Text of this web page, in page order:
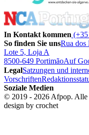
In Kontakt kommen
So finden Sie unsRua dos
Lote 5, Loja A
8500-649 PortimãoAuf
LegalSatzungen und
Vorschriften
Soziale Medien
© 2019 - 2026 Afpop. Alle
design by crochet